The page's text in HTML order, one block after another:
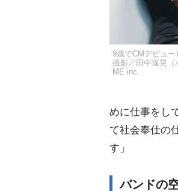
9歳でCMデビュー
撮影／田中達晃（
ME inc.
めに仕事をし
て社会奉仕の
す」
バンドの